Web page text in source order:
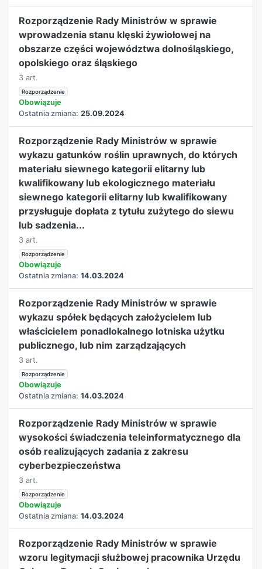
Rozporządzenie Rady Ministrów w sprawie
wprowadzenia stanu klęski żywiołowej na
obszarze części województwa dolnośląskiego,
opolskiego oraz śląskiego
3 art.
Rozporządzenie
Obowiązuje
Ostatnia zmiana: 25.09.2024
Rozporządzenie Rady Ministrów w sprawie
wykazu gatunków roślin uprawnych, do których
materiału siewnego kategorii elitarny lub
kwalifikowany lub ekologicznego materiału
siewnego kategorii elitarny lub kwalifikowany
przysługuje dopłata z tytułu zużytego do siewu
lub sadzenia...
3 art.
Rozporządzenie
Obowiązuje
Ostatnia zmiana: 14.03.2024
Rozporządzenie Rady Ministrów w sprawie
wykazu spółek będących założycielem lub
właścicielem ponadlokalnego lotniska użytku
publicznego, lub nim zarządzających
3 art.
Rozporządzenie
Obowiązuje
Ostatnia zmiana: 14.03.2024
Rozporządzenie Rady Ministrów w sprawie
wysokości świadczenia teleinformatycznego dla
osób realizujących zadania z zakresu
cyberbezpieczeństwa
3 art.
Rozporządzenie
Obowiązuje
Ostatnia zmiana: 14.03.2024
Rozporządzenie Rady Ministrów w sprawie
wzoru legitymacji służbowej pracownika Urzędu